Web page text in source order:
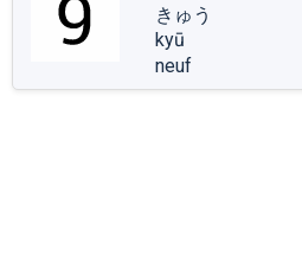
きゅう
kyū
neuf